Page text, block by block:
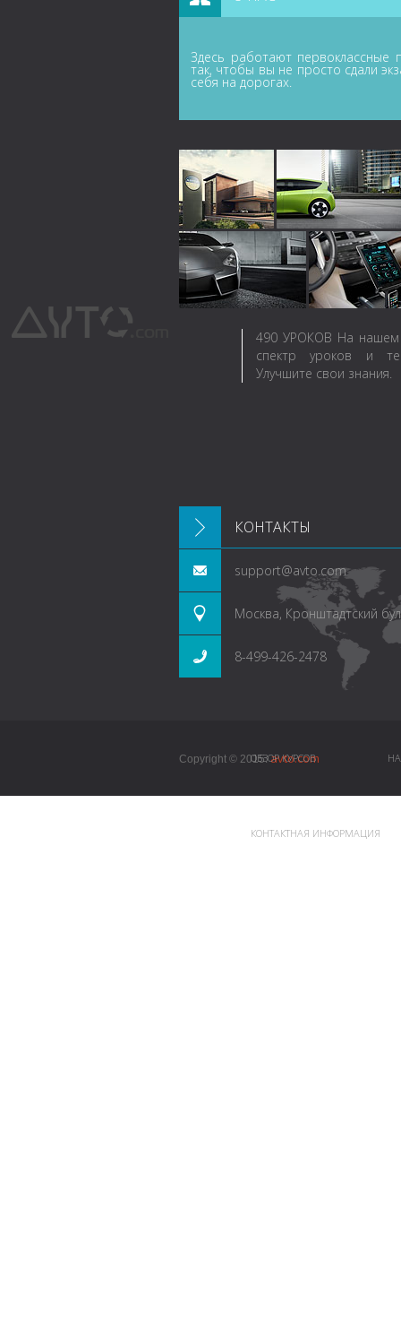
Здесь работают первоклассные
так, чтобы вы не просто сдали
себя на дорогах.
490 УРОКОВ На нашем
спектр уроков и
Улучшите свои знания.
КОНТАКТЫ
support@avto.com
Москва, Кронштадтский
8-499-426-2478
Copyright © 2015.avto.com
ОБЗОР КУРСОВ
КОНТАКТНАЯ ИНФОРМАЦИЯ